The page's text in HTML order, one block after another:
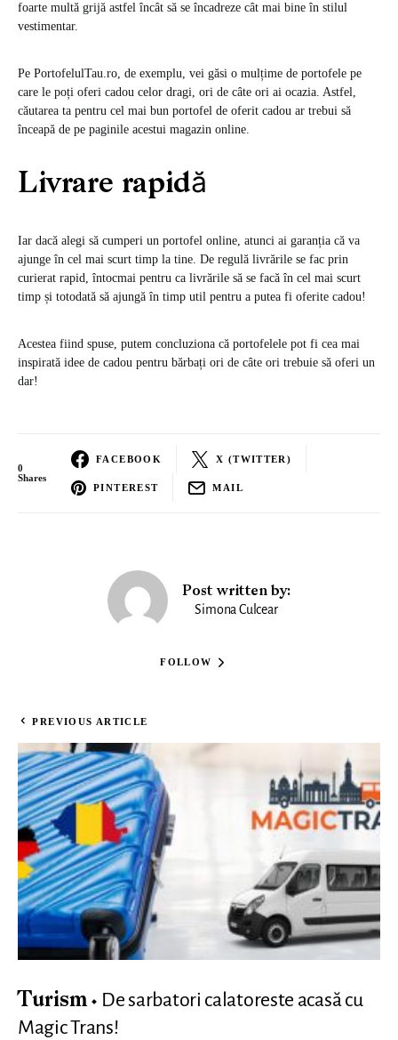
foarte multă grijă astfel încât să se încadreze cât mai bine în stilul
vestimentar.
Pe PortofelulTau.ro, de exemplu, vei găsi o mulțime de portofele pe
care le poți oferi cadou celor dragi, ori de câte ori ai ocazia. Astfel,
căutarea ta pentru cel mai bun portofel de oferit cadou ar trebui să
înceapă de pe paginile acestui magazin online.
Livrare rapidă
Iar dacă alegi să cumperi un portofel online, atunci ai garanția că va
ajunge în cel mai scurt timp la tine. De regulă livrările se fac prin
curierat rapid, întocmai pentru ca livrările să se facă în cel mai scurt
timp și totodată să ajungă în timp util pentru a putea fi oferite cadou!
Acestea fiind spuse, putem concluziona că portofelele pot fi cea mai
inspirată idee de cadou pentru bărbați ori de câte ori trebuie să oferi un
dar!
0
Shares
FACEBOOK X (TWITTER)
PINTEREST MAIL
Post written by:
Simona Culcear
FOLLOW
PREVIOUS ARTICLE
Turism
De sarbatori calatoreste acasă cu
Magic Trans!